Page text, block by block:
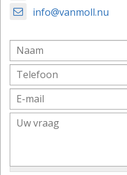
info@vanmoll.nu